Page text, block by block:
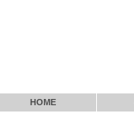
HOME